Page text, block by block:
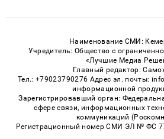
Наименование СМИ:
Учредитель: Общество с
«Лучшие Медиа
Главный редактор:
Тел.: +79023790276 Адрес эл. почты:
информационной
Зарегистрировавший орган:
сфере связи, информационных
коммуникаций
Регистрационный номер СМИ ЭЛ № ФС